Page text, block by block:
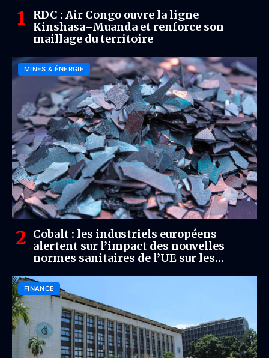
RDC : Air Congo ouvre la ligne
Kinshasa–Muanda et renforce son
maillage du territoire
MINES & ÉNERGIE
Cobalt : les industriels européens
alertent sur l’impact des nouvelles
normes sanitaires de l’UE sur les
FINANCE